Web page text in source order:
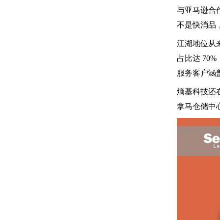
与亚马逊合
不是快消品
江湖地位从
占比达
服务客户涵
熵基科技还
拿马仓储中